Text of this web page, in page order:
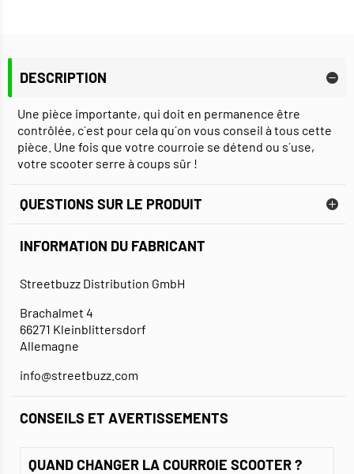
DESCRIPTION
Une pièce importante, qui doit en permanence être
contrôlée, c´est pour cela qu´on vous conseil à tous cette
pièce. Une fois que votre courroie se détend ou s´use,
votre scooter serre à coups sûr !
QUESTIONS SUR LE PRODUIT
INFORMATION DU FABRICANT
Streetbuzz Distribution GmbH
Brachalmet 4
66271 Kleinblittersdorf
Allemagne
info@streetbuzz.com
CONSEILS ET AVERTISSEMENTS
QUAND CHANGER LA COURROIE SCOOTER ?